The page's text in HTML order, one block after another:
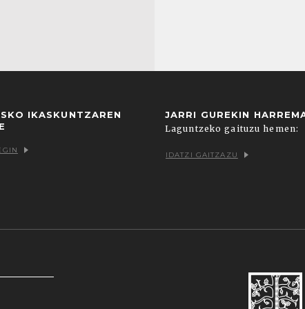
IKASKUNTZAREN
JARRI GUREKIN
Laguntzeko gaituzu hemen:
IDATZI GAITZAZU
zein hirugarrenenak. Hautatu nabigatzeko